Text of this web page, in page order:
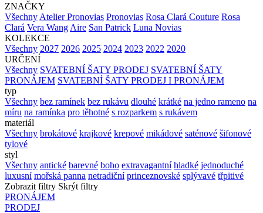
ZNAČKY
Všechny Atelier Pronovias Pronovias Rosa Clará Couture Rosa
Clará Vera Wang Aire San Patrick Luna Novias
KOLEKCE
Všechny 2027 2026 2025 2024 2023 2022 2020
URČENÍ
Všechny SVATEBNÍ ŠATY PRODEJ SVATEBNÍ ŠATY
PRONÁJEM SVATEBNÍ ŠATY PRODEJ I PRONÁJEM
typ
Všechny bez ramínek bez rukávu dlouhé krátké na jedno rameno na
míru na ramínka pro těhotné s rozparkem s rukávem
materiál
Všechny brokátové krajkové krepové mikádové saténové šifonové
tylové
styl
Všechny antické barevné boho extravagantní hladké jednoduché
luxusní mořská panna netradiční princeznovské splývavé třpitivé
Zobrazit filtry Skrýt filtry
PRONÁJEM
PRODEJ